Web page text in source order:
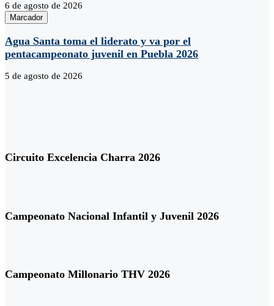
6 de agosto de 2026
Marcador
Agua Santa toma el liderato y va por el
pentacampeonato juvenil en Puebla 2026
5 de agosto de 2026
Circuito Excelencia Charra 2026
Campeonato Nacional Infantil y Juvenil 2026
Campeonato Millonario THV 2026